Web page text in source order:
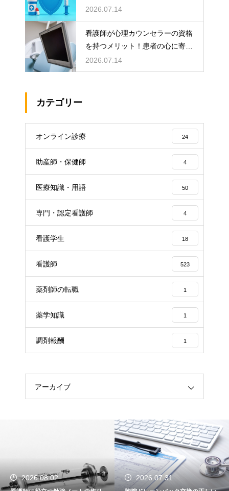
めの対策
2026.07.14
看護師が心理カウンセラーの資格
を持つメリット！患者の心に寄り
添うケア！
2026.07.14
カテゴリー
オンライン診療 24
助産師・保健師 4
医療知識・用語 50
専門・認定看護師 4
看護学生 18
看護師 523
薬剤師の転職 1
薬学知識 1
調剤報酬 1
アーカイブ
2026.08.02 2026.07.31